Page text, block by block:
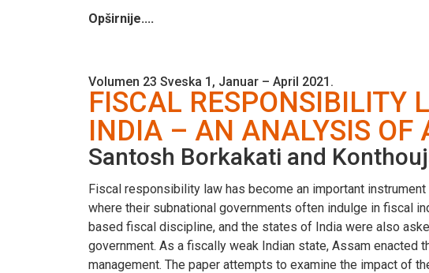
Opširnije....
Volumen 23 Sveska 1, Januar – April 2021.
FISCAL RESPONSIBILITY
INDIA – AN ANALYSIS OF
Santosh Borkakati and
Fiscal responsibility law has become an important
where their subnational governments often indulge in fiscal
based fiscal discipline, and the states of India were also
government. As a fiscally weak Indian state, Assam
management. The paper attempts to examine the impact of